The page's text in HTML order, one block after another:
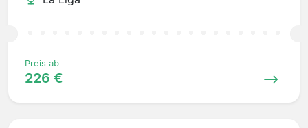
Preis ab
226 €